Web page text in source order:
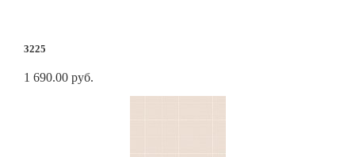
3225
1 690.00 руб.